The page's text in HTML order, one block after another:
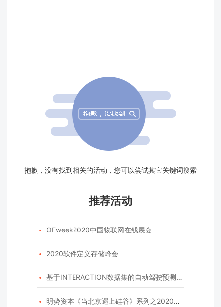
抱歉，没有找到相关的活动，您可以尝试其它关键词搜索
推荐活动
 OFweek2020中国物联网在线展会
 2020软件定义存储峰会
 基于INTERACTION数据集的自动驾驶预测模型挑战赛
 明势资本《当北京遇上硅谷》系列之2020年度开源峰会